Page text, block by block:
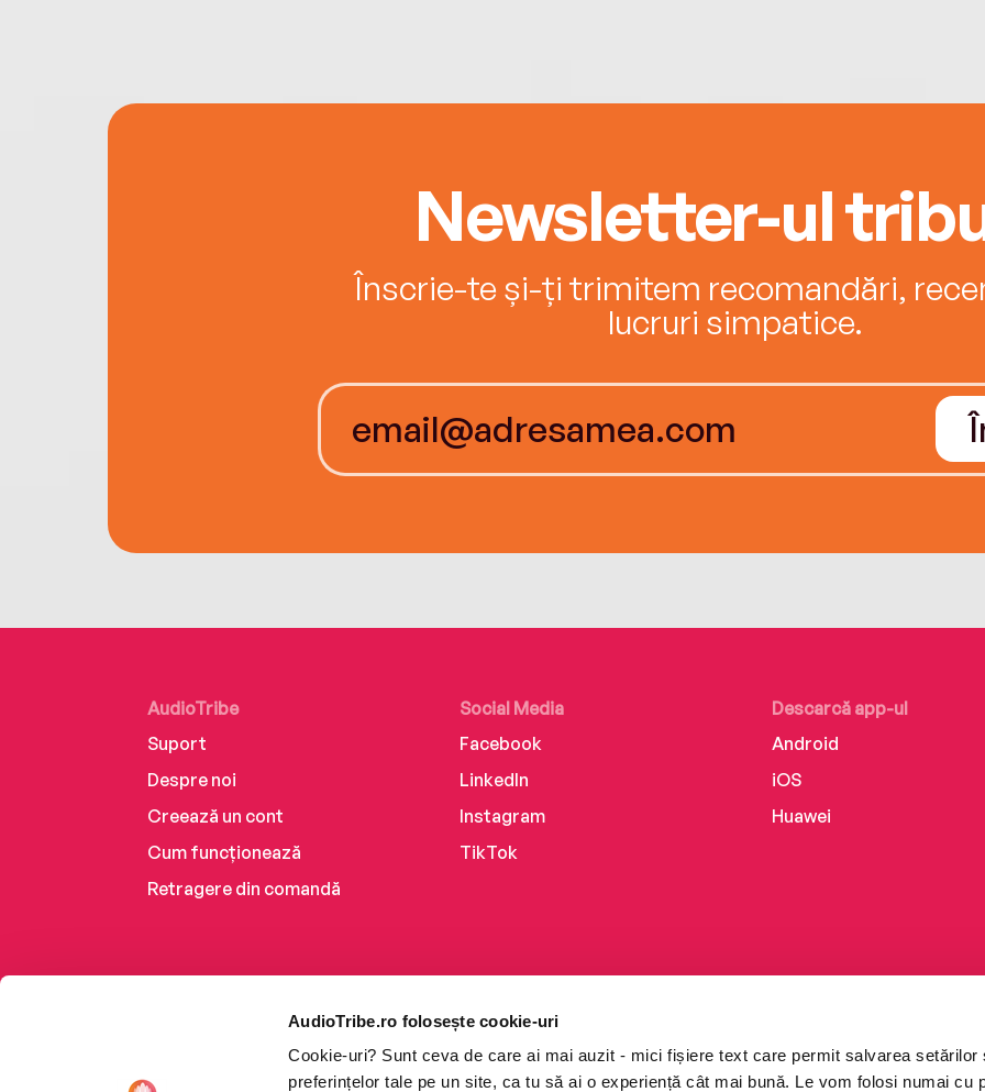
AudioTribe.ro folosește cookie-uri
Cookie-uri? Sunt ceva de care ai mai auzit - mici fișiere text care permit salvarea setărilor
preferințelor tale pe un site, ca tu să ai o experiență cât mai bună. Le vom folosi numai cu
Newsletter-ul
Înscrie-te și-ți trimitem recomandări,
lucruri simpatice.
AudioTribe
Suport
Despre noi
Creează un cont
Cum funcționează
Retragere din comandă
Social Media
Facebook
LinkedIn
Instagram
TikTok
Descarcă app-ul
Android
iOS
Huawei